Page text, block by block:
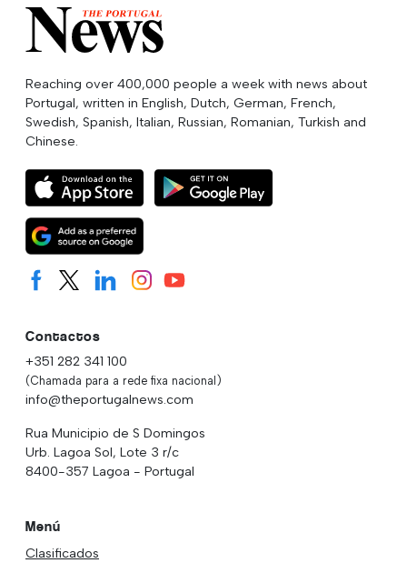
Reaching over 400,000 people a week with news about
Portugal, written in English, Dutch, German, French,
Swedish, Spanish, Italian, Russian, Romanian, Turkish and
Chinese.
Contactos
+351 282 341 100
(Chamada para a rede fixa nacional)
info@theportugalnews.com
Rua Municipio de S Domingos
Urb. Lagoa Sol, Lote 3 r/c
8400-357 Lagoa - Portugal
Menú
Clasificados